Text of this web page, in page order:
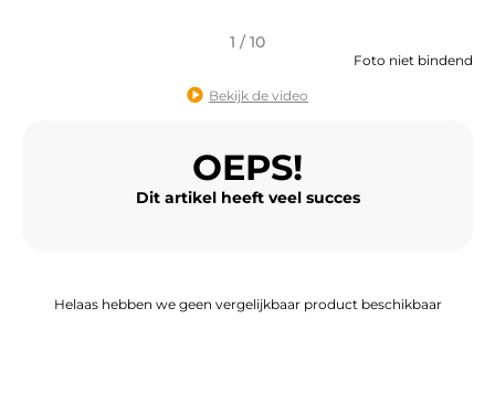
AANBIEDINGEN EN GOEDE DEALS
CADEAUBONNEN
1 / 10
Foto niet bindend
Bekijk de video
OEPS!
Dit artikel heeft veel succes
Helaas hebben we geen vergelijkbaar product beschikbaar